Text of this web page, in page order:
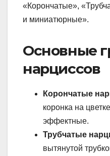
«Корончатые»,
и миниатюрные».
Основные
нарциссов
Корончатые
коронка на
эффектные.
Трубчатые
вытянутой